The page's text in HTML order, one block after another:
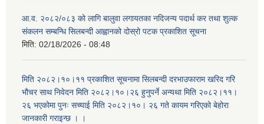
आ.व. २०८२/०८३ को लागि बालुवा लगायतका नदिजन्य पदार्थ कर तथा शुल्क
संकलन सम्बन्धि सिलबन्दी आह्वानको दोस्रो पटक प्रकाशित सूचना
मिति: 02/18/2026 - 08:48
मिति २०८२।१०।११ प्रकाशित सूचनामा सिलबन्दी दरभाउफाराम खरिद गरि
भौचर साथ निवेदन मिति २०८२।१०।२६ हुनुपर्ने अन्यथा मिति २०८२।११।
२६ भएकोमा पुनः सच्याई मिति २०८२।१०। २६ गते कायम गरिएको बेहोरा
जानकारी गराइन्छ । ।